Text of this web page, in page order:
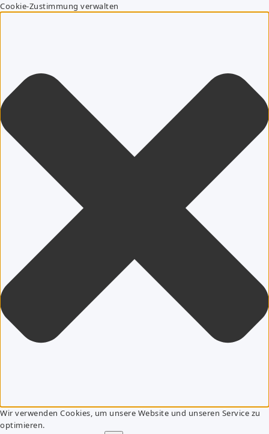
Cookie-Zustimmung verwalten
Wir verwenden Cookies, um unsere Website und unseren Service zu
optimieren.